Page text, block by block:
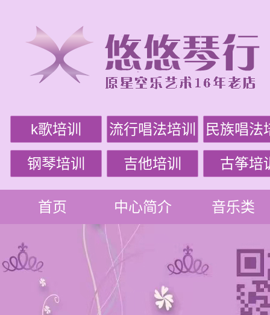
k歌培训 流行唱法培训 民族唱法
钢琴培训 吉他培训 古筝培
首页 中心简介 音乐类